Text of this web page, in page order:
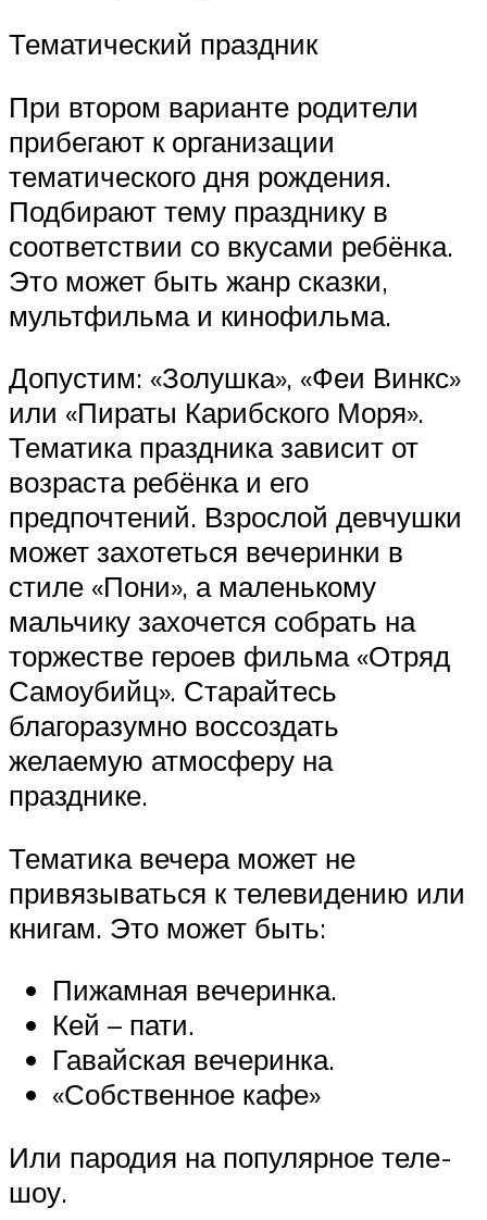
Тематический праздник
При втором варианте родители
прибегают к организации
тематического дня рождения.
Подбирают тему празднику в
соответствии со вкусами ребёнка.
Это может быть жанр сказки,
мультфильма и кинофильма.
Допустим: «Золушка», «Феи Винкс»
или «Пираты Карибского Моря».
Тематика праздника зависит от
возраста ребёнка и его
предпочтений. Взрослой девчушки
может захотеться вечеринки в
стиле «Пони», а маленькому
мальчику захочется собрать на
торжестве героев фильма «Отряд
Самоубийц». Старайтесь
благоразумно воссоздать
желаемую атмосферу на
празднике.
Тематика вечера может не
привязываться к телевидению или
книгам. Это может быть:
Пижамная вечеринка.
Кей – пати.
Гавайская вечеринка.
«Собственное кафе»
Или пародия на популярное теле-
шоу.